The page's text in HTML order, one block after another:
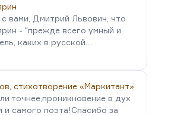
с вами, Дмитрий Львович, что
- "прежде всего умный и
каких в русской…
стихотворение «Маркитант»
точнее,проникновение в дух
и самого поэта!Спасибо за